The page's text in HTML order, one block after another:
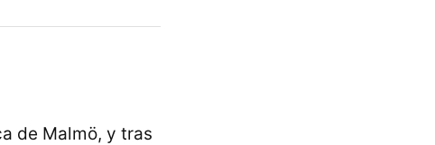
de Malmö, y tras